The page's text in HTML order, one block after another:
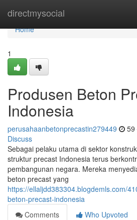
directmysocial
Home
Home
1
Produsen Beton
Indonesia
perusahaanbetonprecastin279449 59
Discuss
Sebagai pelaku utama di sektor
struktur precast Indonesia terus
pembangunan negara. Mereka
beton precast yang
https://ellaljdd383304.blogdemls.com/
beton-precast-indonesia
Comments
Who Upvoted